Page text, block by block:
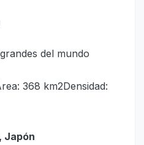
368 km2Densidad:
Japón